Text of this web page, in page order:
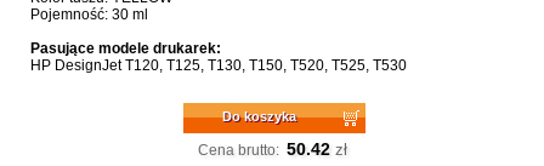
Pojemność: 30 ml
Pasujące modele drukarek:
HP DesignJet T120, T125, T130, T150, T520, T525, T530
Do koszyka
Cena brutto: 50.42 zł